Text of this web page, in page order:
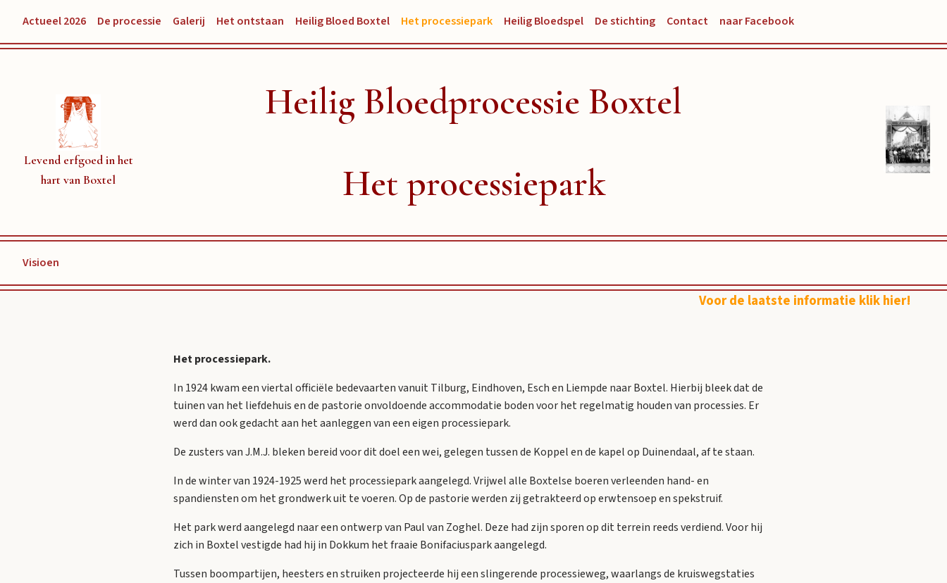
Actueel 2026 De processie Galerij Het ontstaan Heilig Bloed Boxtel Het processiepark Heilig Bloedspel De stichting Contact naar Facebook
Levend erfgoed in het
hart van Boxtel
Heilig Bloedprocessie Boxtel
Het processiepark
Visioen
Voor de laatste informatie klik hier!
Het processiepark.
In 1924 kwam een viertal officiële bedevaarten vanuit Tilburg, Eindhoven, Esch en Liempde naar Boxtel. Hierbij bleek dat de
tuinen van het liefdehuis en de pastorie onvoldoende accommodatie boden voor het regelmatig houden van processies. Er
werd dan ook gedacht aan het aanleggen van een eigen processiepark.
De zusters van J.M.J. bleken bereid voor dit doel een wei, gelegen tussen de Koppel en de kapel op Duinendaal, af te staan.
In de winter van 1924-1925 werd het processiepark aangelegd. Vrijwel alle Boxtelse boeren verleenden hand- en
spandiensten om het grondwerk uit te voeren. Op de pastorie werden zij getrakteerd op erwtensoep en spekstruif.
Het park werd aangelegd naar een ontwerp van Paul van Zoghel. Deze had zijn sporen op dit terrein reeds verdiend. Voor hij
zich in Boxtel vestigde had hij in Dokkum het fraaie Bonifaciuspark aangelegd.
Tussen boompartijen, heesters en struiken projecteerde hij een slingerende processieweg, waarlangs de kruiswegstaties